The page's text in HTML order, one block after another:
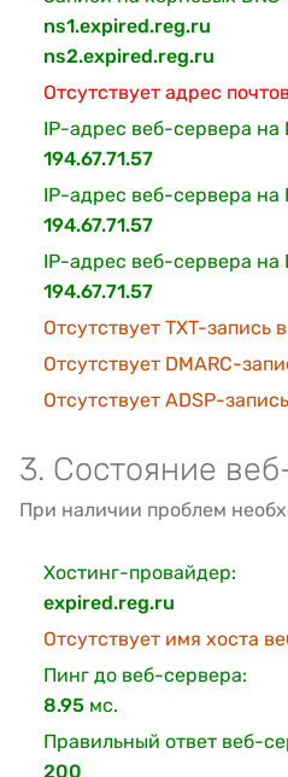
ns1.expired.reg.ru
ns2.expired.reg.ru
Отсутствует адрес
IP-адрес веб-сервера на
194.67.71.57
IP-адрес веб-сервера на
194.67.71.57
IP-адрес веб-сервера на
194.67.71.57
Отсутствует TXT-запись
Отсутствует DMARC-
Отсутствует ADSP-
3. Состояние
При наличии проблем
Хостинг-провайдер:
expired.reg.ru
Отсутствует имя хоста
Пинг до веб-сервера:
8.95 мс.
Правильный ответ веб-
200